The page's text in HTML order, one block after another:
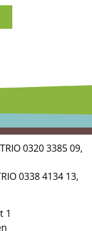
0320 3385 09,
0338 4134 13,
1